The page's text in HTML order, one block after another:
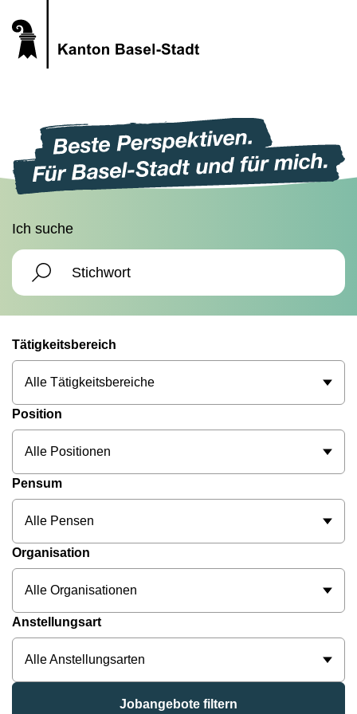
Ich suche
Tätigkeitsbereich
Alle Tätigkeitsbereiche
Position
Alle Positionen
Pensum
Alle Pensen
Organisation
Alle Organisationen
Anstellungsart
Alle Anstellungsarten
Jobangebote filtern